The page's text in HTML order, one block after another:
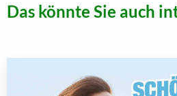
Das könnte Sie auch